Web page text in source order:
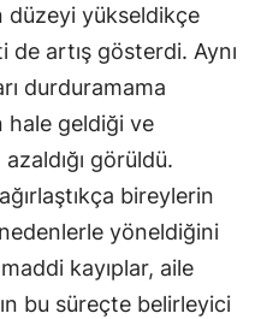
düzeyi yükseldikçe
de artış gösterdi. Aynı
durduramama
hale geldiği ve
görüldü.
bireylerin
yöneldiğini
kayıplar, aile
bu süreçte belirleyici